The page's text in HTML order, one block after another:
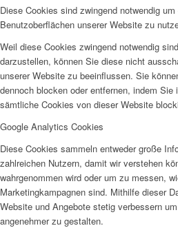
Diese Cookies sind zwingend notwendig
Benutzoberflächen unserer Website zu
Weil diese Cookies zwingend notwendig
darzustellen, können Sie diese nicht
unserer Website zu beeinflussen. Sie
dennoch blocken oder entfernen, indem Sie
sämtliche Cookies von dieser Website
Google Analytics Cookies
Diese Cookies sammeln entweder große
zahlreichen Nutzern, damit wir verstehen
wahrgenommen wird oder um zu messen,
Marketingkampagnen sind. Mithilfe dieser
Website und Angebote stetig verbessern
angenehmer zu gestalten.